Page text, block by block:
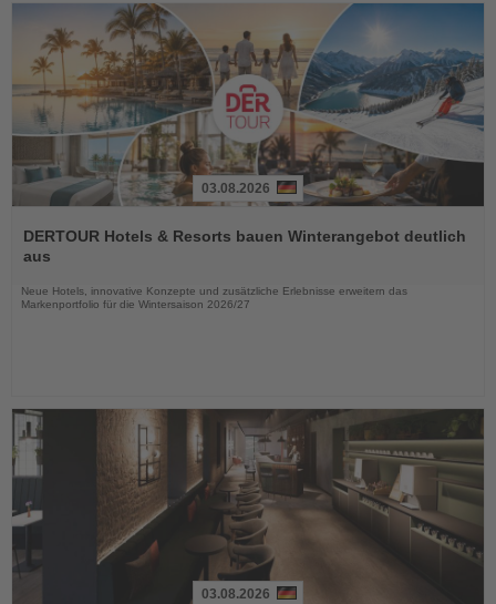
Sie
die
03.08.2026
DERTOUR Hotels & Resorts bauen Winterangebot deutlich
aus
Neue Hotels, innovative Konzepte und zusätzliche Erlebnisse erweitern das
Markenportfolio für die Wintersaison 2026/27
03.08.2026